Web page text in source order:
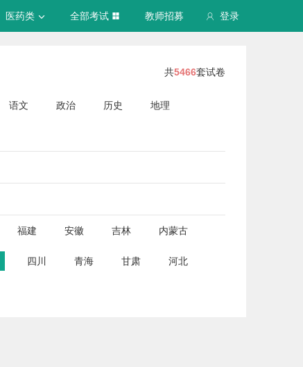
登录
医药类 全部考试 教师招募
共5466套试卷
语文 政治 历史 地理
福建 安徽 吉林 内蒙古
四川 青海 甘肃 河北